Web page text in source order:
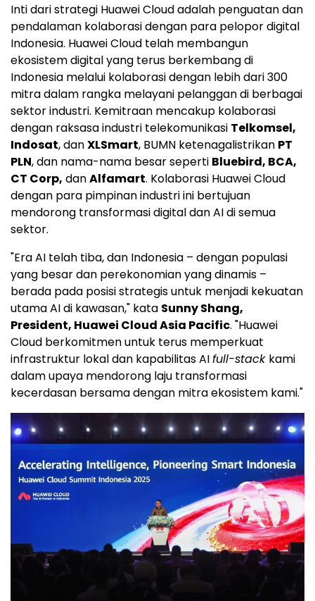
Inti dari strategi Huawei Cloudadalah penguatan dan
pendalaman kolaborasi dengan para pelopor digital
Indonesia. Huawei Cloud telah membangun
ekosistem digital yang terus berkembang di
Indonesia melalui kolaborasi dengan lebih dari 300
mitra dalam rangka melayani pelanggan di berbagai
sektor industri. Kemitraan mencakup kolaborasi
dengan raksasa industri telekomunikasi Telkomsel,
Indosat, danXLSmart, BUMN ketenagalistrikan PT
PLN, dan nama-nama besar seperti Bluebird, BCA,
CT Corp, danAlfamart. Kolaborasi Huawei Cloud
dengan para pimpinan industri ini bertujuan
mendorong transformasi digital danAI disemua
sektor.
"Era AI telah tiba, dan Indonesia – dengan populasi
yang besar dan perekonomian yang dinamis –
berada pada posisi strategis untuk menjadi kekuatan
utamaAI di kawasan," kata Sunny Shang,
President, Huawei Cloud Asia Pacific. "Huawei
Cloud berkomitmen untuk terus memperkuat
infrastruktur lokal dan kapabilitas AIfull-stack kami
dalam upaya mendorong laju transformasi
kecerdasan bersama dengan mitra ekosistem kami."